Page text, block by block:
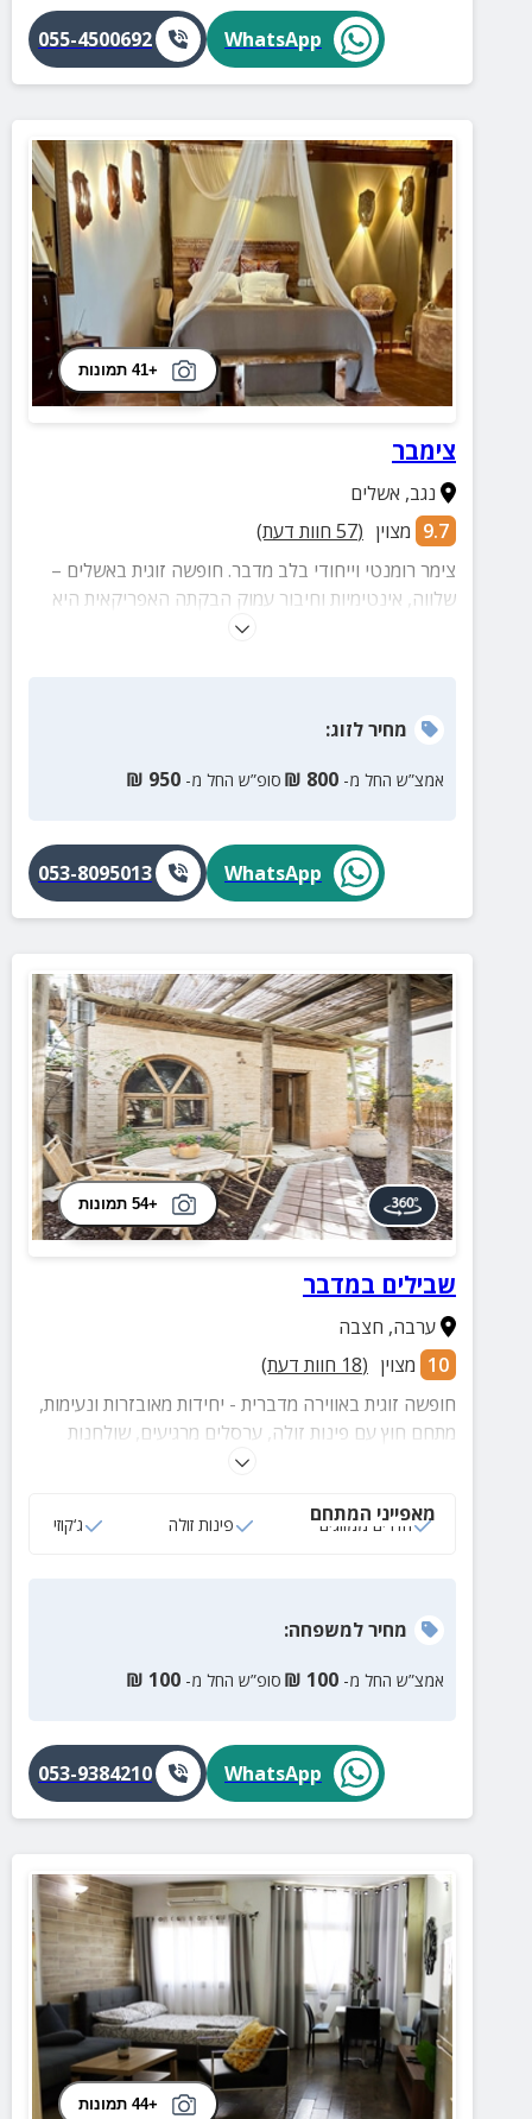
WhatsApp
055-4500692
+41 תמונות
צימבר
נגב, אשלים
9.7 מצוין (
57 חוות דעת)
צימר רומנטי וייחודי בלב מדבר. חופשה זוגית באשלים –
שלווה, אינטימיות וחיבור עמוק הבקתה האפריקאית היא
הרבה מעבר למקום לינה – היא חוויה זוגית מיוחדת.
השקט של המדבר.
מחירלזוג:
אמצ”ש החל מ- 800
₪ סופ”ש החל מ- 950
₪
WhatsApp
053-8095013
+54 תמונות
שבילים במדבר
ערבה, חצבה
10 מצוין (
18 חוות דעת)
חופשה זוגית באווירה מדברית - יחידות מאובזרות ונעימות,
מתחם חוץ עם פינות זולה, ערסלים מרגיעים, שולחנות
משחק, מטבח משותף וחיצוני ואווירה שקשה לתאר
מאפייני המתחם
חדרים ממוזגים פינות זולה ג‘קוזי
מחירלמשפחה:
אמצ”ש החל מ- 100
₪ סופ”ש החל מ- 100
₪
WhatsApp
053-9384210
+44 תמונות